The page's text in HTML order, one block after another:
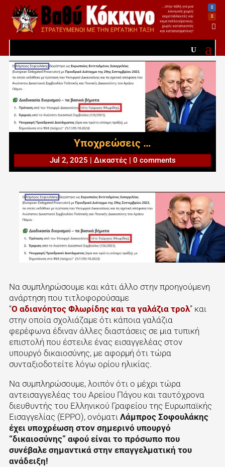

Υποχρεώσεις …
Jul 2, 2025 | Δικαστές| 0 comments
Να συμπληρώσουμε και κάτι άλλο στην προηγούμενη
ανάρτηση που τιτλοφορούσαμε
“Ο αδιανόητος Φλωρίδης και τα γαλάζια τρολ” και
στην οποία σχολιάζαμε ότι κάποια γαλάζια
φερέφωνα έδιναν άλλες διαστάσεις σε μια τυπική
επιστολή που έστειλε ένας εισαγγελέας στον
υπουργό δικαιοσύνης, με αφορμή ότι τώρα
συνταξιοδοτείτε λόγω ορίου ηλικίας.
Να συμπληρώσουμε, λοιπόν ότι ο μέχρι τώρα
αντεισαγγελέας του Αρείου Πάγου και ταυτόχρονα
διευθυντής του Ελληνικού Γραφείου της Ευρωπαϊκής
Εισαγγελίας (EPPO), ονόματι Λάμπρος Σοφουλάκης
έχει υποχρέωση στον σημερινό υπουργό
“δικαιοσύνης” αφού είναι το πρόσωπο που
συνέβαλε σημαντικά στην επαγγελματική του
ανάδειξη!